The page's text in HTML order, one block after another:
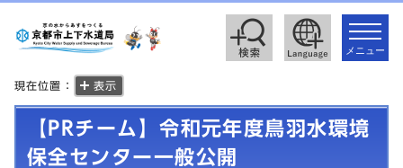
toggle
メニュー
現在位置： 表示
【PRチーム】令和元年度鳥羽水環境
保全センター一般公開